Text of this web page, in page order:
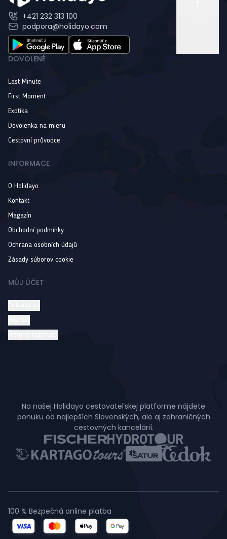
+421 232 313 100
podpora@holidayo.com
DOVOLENÉ
Last Minute
First Moment
Exotika
Dovolenka na mieru
Cestovní průvodce
INFORMACE
O Holidayo
Kontakt
Magazín
Obchodní podmínky
Ochrana osobních údajů
Zásady súborov cookie
MŮJ ÚČET
Na našej Holidayo cestovateľskej platforme nájdete
ponuku od najlepších Slovenských, ale aj zahraničných
cestovných kancelárií.
100 % Bezpečná online platba